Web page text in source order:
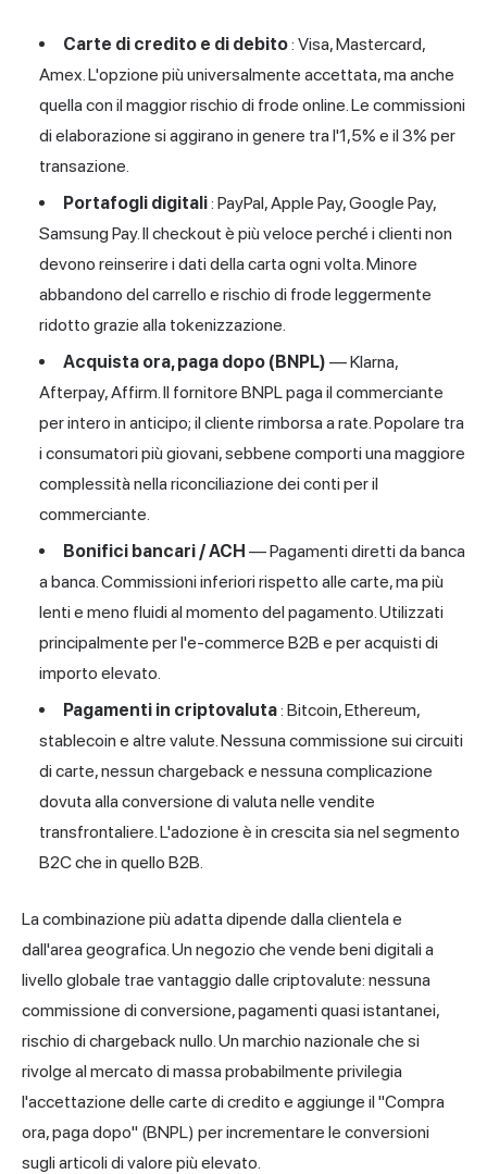
Carte di credito e di debito: Visa, Mastercard,
Amex. L'opzione più universalmente accettata, ma anche
quella con il maggior rischio di frode online. Le commissioni
di elaborazione si aggirano in genere tra l'1,5% e il 3% per
transazione.
Portafogli digitali: PayPal, Apple Pay, Google Pay,
Samsung Pay. Il checkout è più veloce perché i clienti non
devono reinserire i dati della carta ogni volta. Minore
abbandono del carrello e rischio di frode leggermente
ridotto grazie alla tokenizzazione.
Acquista ora, paga dopo (BNPL) — Klarna,
Afterpay, Affirm. Il fornitore BNPL paga il commerciante
per intero in anticipo; il cliente rimborsa a rate. Popolare tra
i consumatori più giovani, sebbene comporti una maggiore
complessità nella riconciliazione dei conti per il
commerciante.
Bonifici bancari / ACH — Pagamenti diretti da banca
a banca. Commissioni inferiori rispetto alle carte, ma più
lenti e meno fluidi al momento del pagamento. Utilizzati
principalmente per l'e-commerce B2B e per acquisti di
importo elevato.
Pagamenti in criptovaluta: Bitcoin, Ethereum,
stablecoin e altre valute. Nessuna commissione suicircuiti
di carte, nessun chargeback e nessuna complicazione
dovuta alla conversione di valuta nelle vendite
transfrontaliere. L'adozione è in crescita sia nel segmento
B2C che in quello B2B.
La combinazione più adatta dipende dalla clientela e
dall'area geografica. Un negozio che vende beni digitali a
livello globale trae vantaggio dalle criptovalute: nessuna
commissione di conversione, pagamenti quasi istantanei,
rischio di chargeback nullo. Un marchio nazionale che si
rivolge al mercato di massa probabilmente privilegia
l'accettazione delle carte di credito e aggiunge il "Compra
ora, paga dopo" (BNPL) per incrementare le conversioni
sugli articoli di valore più elevato.